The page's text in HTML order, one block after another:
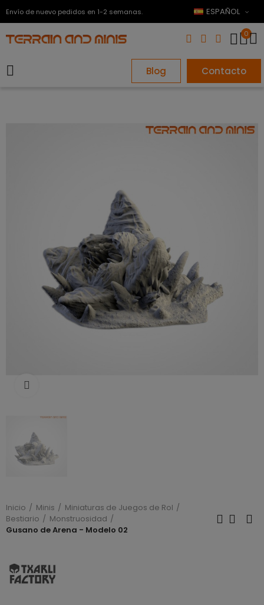
Envío de nuevo pedidos en 1-2 semanas. ESPAÑOL
0
Blog Contacto
Inicio Minis
Miniaturas de Juegos de Rol
Bestiario
Monstruosidad
Gusano de Arena - Modelo 02